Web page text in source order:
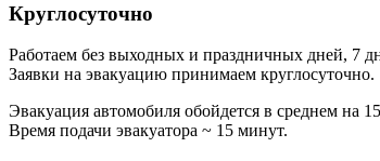
Круглосуточно
Работаем без выходных и праздничных дней, 7
Заявки на эвакуацию принимаем круглосуточно.
Эвакуация автомобиля обойдется в среднем на
Время подачи эвакуатора ~ 15 минут.